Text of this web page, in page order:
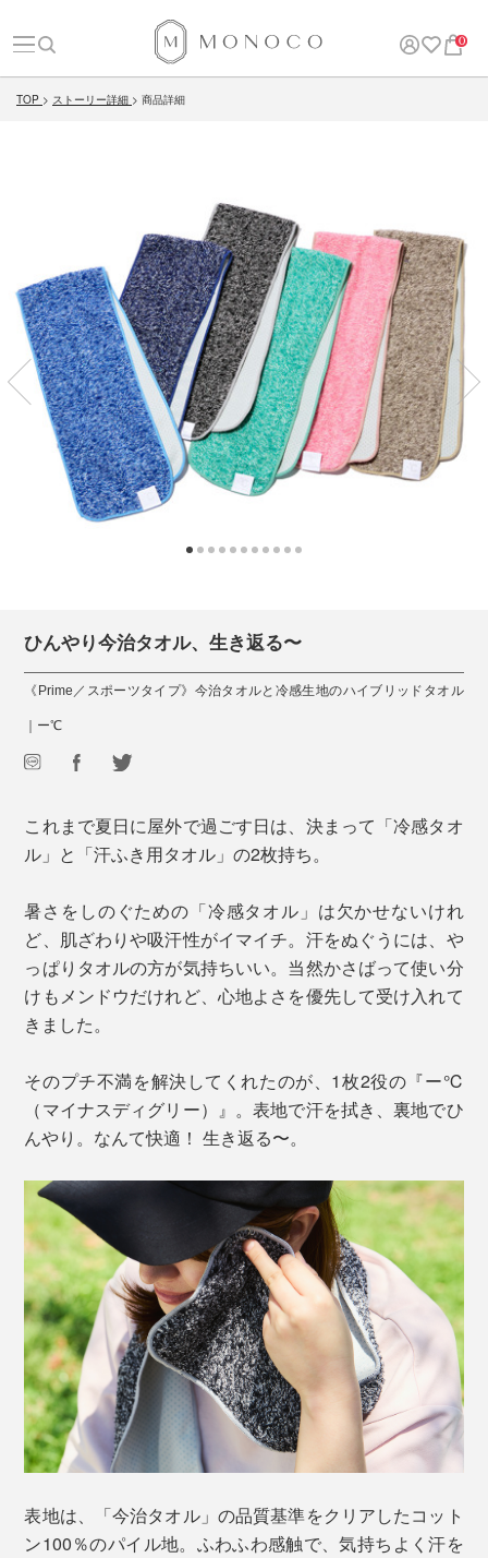
0
TOP ストーリー詳細 商品詳細
ひんやり今治タオル、生き返る〜
《Prime／スポーツタイプ》今治タオルと冷感生地のハイブリッドタオル
｜ー℃
これまで夏日に屋外で過ごす日は、決まって「冷感タオ
ル」と「汗ふき用タオル」の2枚持ち。
暑さをしのぐための「冷感タオル」は欠かせないけれ
ど、肌ざわりや吸汗性がイマイチ。汗をぬぐうには、や
っぱりタオルの方が気持ちいい。当然かさばって使い分
けもメンドウだけれど、心地よさを優先して受け入れて
きました。
そのプチ不満を解決してくれたのが、1枚2役の『ー℃
（マイナスディグリー）』。表地で汗を拭き、裏地でひ
んやり。なんて快適！ 生き返る〜。
表地は、「今治タオル」の品質基準をクリアしたコット
ン100％のパイル地。ふわふわ感触で、気持ちよく汗を